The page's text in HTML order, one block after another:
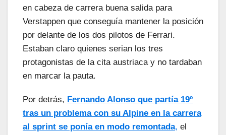
en cabeza de carrera buena salida para
Verstappen que conseguía mantener la posición
por delante de los dos pilotos de Ferrari.
Estaban claro quienes serian los tres
protagonistas de la cita austriaca y no tardaban
en marcar la pauta.
Por detrás, Fernando Alonso que partía 19º
tras un problema con su Alpine en la carrera
al sprint se ponía en modo remontada, el